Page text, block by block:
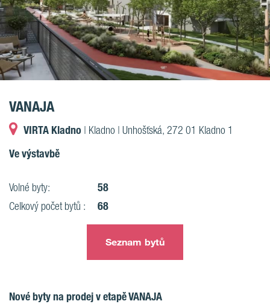
VANAJA
VIRTA Kladno | Kladno | Unhošťská, 272 01 Kladno 1
Ve výstavbě
Volné byty: 58
Celkový počet bytů : 68
Seznam bytů
Nové byty na prodej v etapě VANAJA